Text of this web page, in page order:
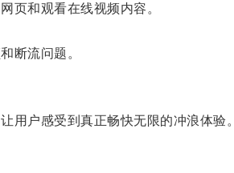
和观看在线视频内容。
断流问题。
户感受到真正畅快无限的冲浪体验。